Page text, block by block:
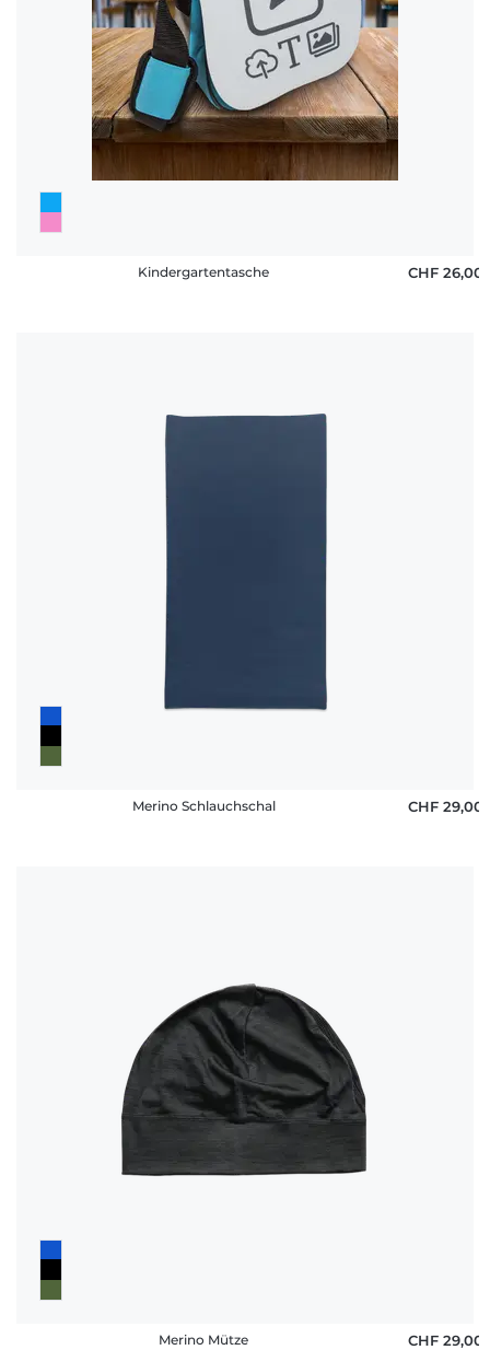
Kindergartentasche CHF 26,00
Merino Schlauchschal CHF 29,00
Merino Mütze CHF 29,00